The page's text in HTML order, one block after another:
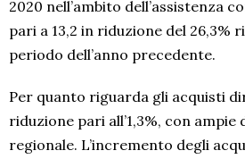
2020 nell’ambito dell’assistenza
pari a 13,2 in riduzione del 26,3%
periodo dell’anno precedente.
Per quanto riguarda gli acquisti
riduzione pari all’1,3%, con ampie
regionale. L’incremento degli